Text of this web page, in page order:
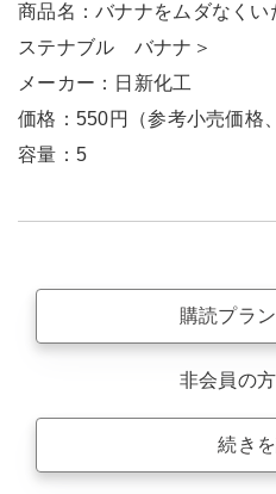
商品名：バナナをムダなく
ステナブル バナナ＞
メーカー：日新化工
価格：550円（参考小売価格
容量：5
購読プラ
非会員の
続き